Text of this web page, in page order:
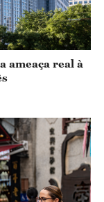
ameaça real à